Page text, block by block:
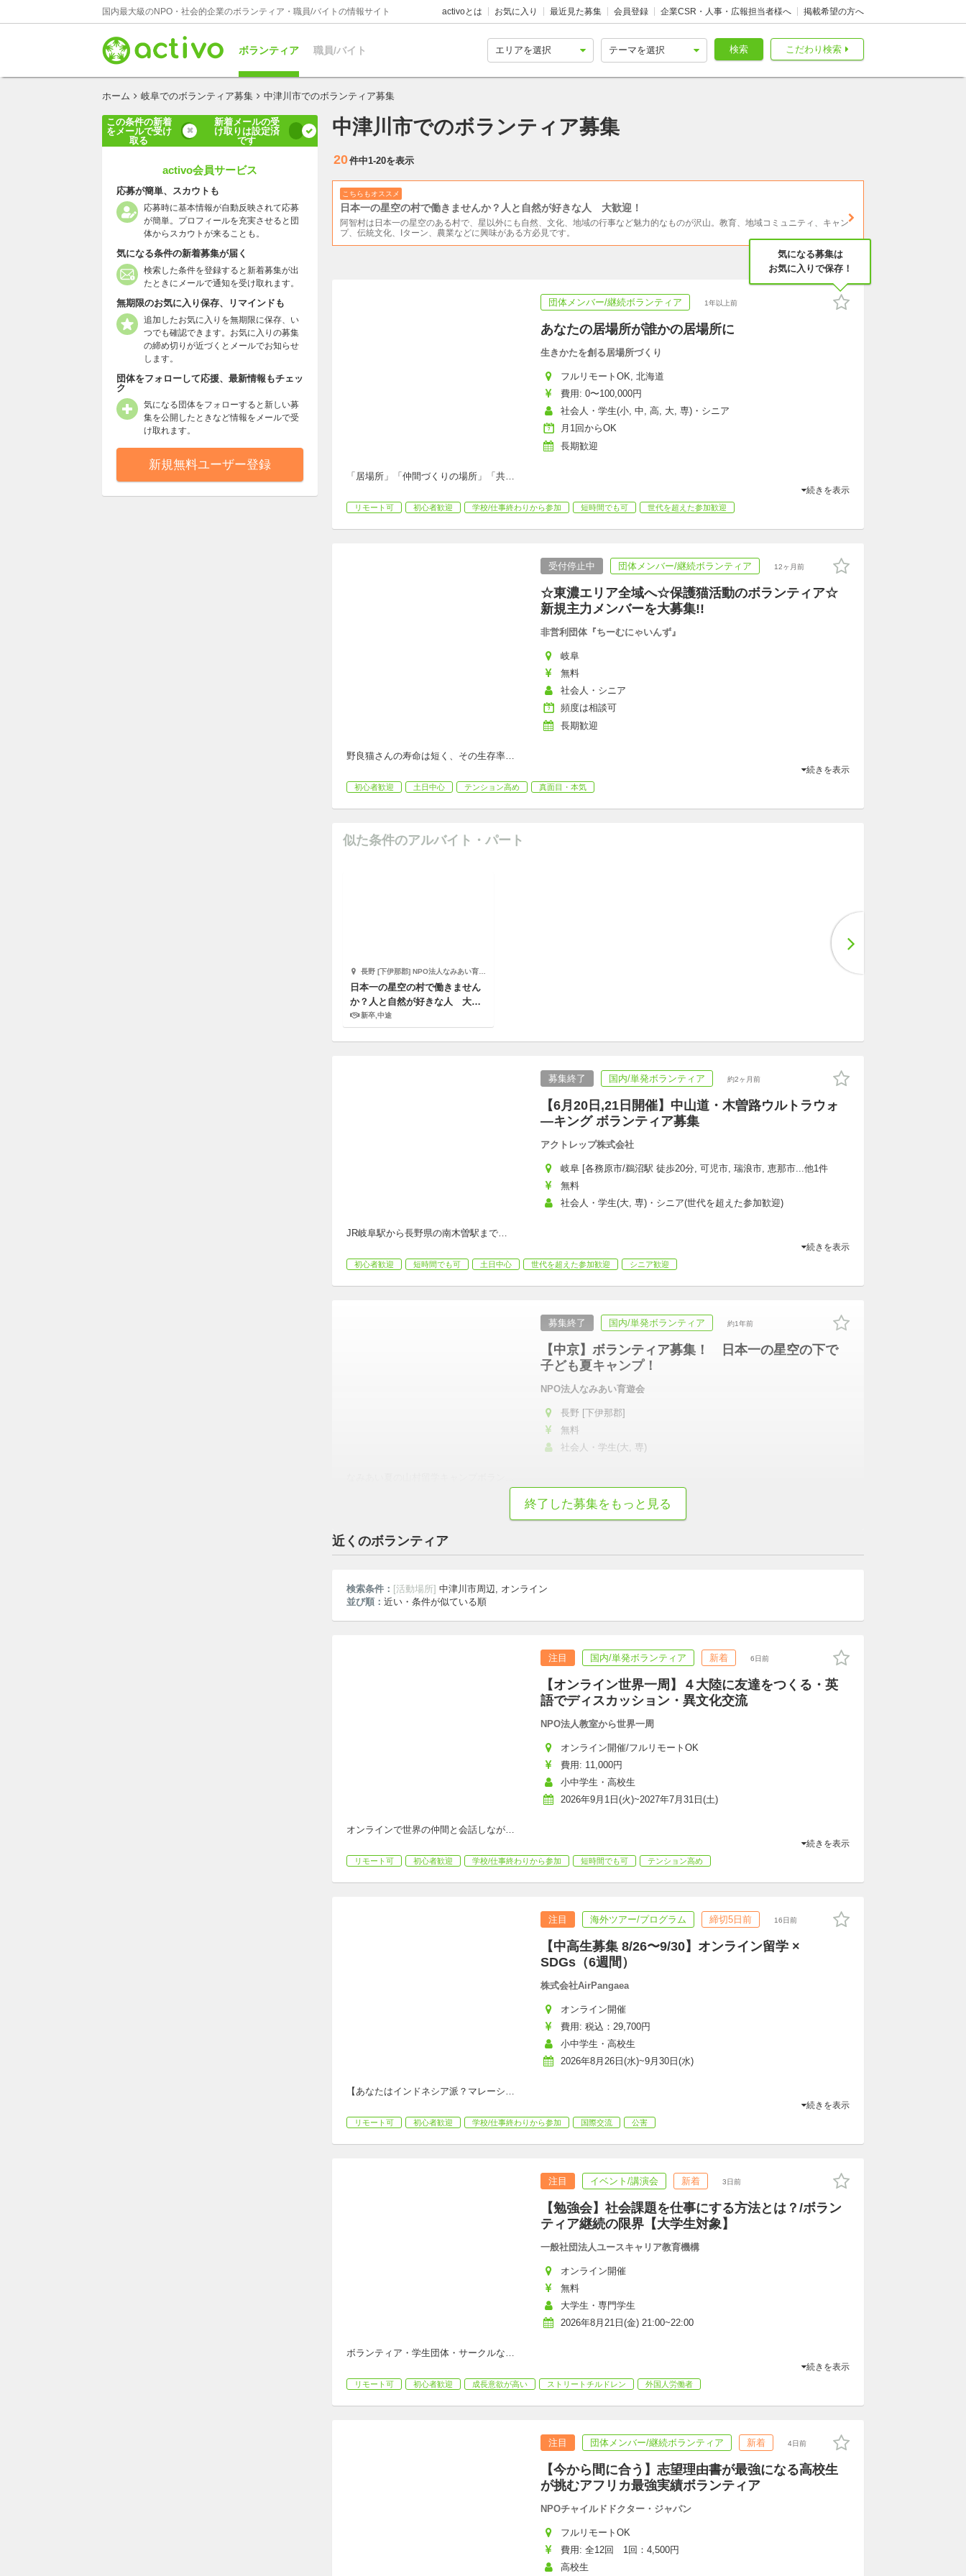
国内最大級のNPO・社会的企業のボランティア・職員/バイトの情報サイト activoとは お気に入り 最近見た募集 会員登録 企業CSR・人事・広報担当者様へ 掲載希望の方へ
ボランティア 職員/バイト こだわり検索
検索
ホーム 岐阜でのボランティア募集 中津川市でのボランティア募集
中津川市でのボランティア募集
20件中1-20を表示
こちらもオススメ
日本一の星空の村で働きませんか？人と自然が好きな人 大歓迎！
阿智村は日本一の星空のある村で、星以外にも自然、文化、地域の行事など魅力的なものが沢山。教育、地域コミュニティ、キャン
プ、伝統文化、Iターン、農業などに興味がある方必見です。
気になる募集は
お気に入りで保存！
団体メンバー/継続ボランティア 1年以上前
あなたの居場所が誰かの居場所に
生きかたを創る居場所づくり
フルリモートOK, 北海道
費用: 0〜100,000円
社会人・学生(小, 中, 高, 大, 専)・シニア
月1回からOK
長期歓迎
「居場所」「仲間づくりの場所」「共…
続きを表示
リモート可 初心者歓迎 学校/仕事終わりから参加 短時間でも可 世代を超えた参加歓迎
受付停止中 団体メンバー/継続ボランティア 12ヶ月前
☆東濃エリア全域へ☆保護猫活動のボランティア☆
新規主力メンバーを大募集!!
非営利団体『ちーむにゃいんず』
岐阜
無料
社会人・シニア
頻度は相談可
長期歓迎
野良猫さんの寿命は短く、その生存率…
続きを表示
初心者歓迎 土日中心 テンション高め 真面目・本気
似た条件のアルバイト・パート
長野 [下伊那郡] NPO法人なみあい育遊会
日本一の星空の村で働きません
か？人と自然が好きな人 大歓
迎！新卒,中途
募集終了 国内/単発ボランティア 約2ヶ月前
【6月20日,21日開催】中山道・木曽路ウルトラウォ
―キング ボランティア募集
アクトレップ株式会社
岐阜 [各務原市/鵜沼駅 徒歩20分, 可児市, 瑞浪市, 恵那市...他1件
無料
社会人・学生(大, 専)・シニア(世代を超えた参加歓迎)
JR岐阜駅から長野県の南木曽駅まで…
続きを表示
初心者歓迎 短時間でも可 土日中心 世代を超えた参加歓迎 シニア歓迎
募集終了 国内/単発ボランティア 約1年前
【中京】ボランティア募集！ 日本一の星空の下で
子ども夏キャンプ！
NPO法人なみあい育遊会
長野 [下伊那郡]
無料
社会人・学生(大, 専)
活動外交流が盛ん 真面目・本気
終了した募集をもっと見る
近くのボランティア
検索条件： [活動場所] 中津川市周辺, オンライン
並び順： 近い・条件が似ている順
注目 国内/単発ボランティア 新着 6日前
【オンライン世界一周】４大陸に友達をつくる・英
語でディスカッション・異文化交流
NPO法人教室から世界一周
オンライン開催/フルリモートOK
費用: 11,000円
小中学生・高校生
2026年9月1日(火)~2027年7月31日(土)
オンラインで世界の仲間と会話しなが…
続きを表示
リモート可 初心者歓迎 学校/仕事終わりから参加 短時間でも可 テンション高め
注目 海外ツアー/プログラム 締切5日前 16日前
【中高生募集 8/26〜9/30】オンライン留学 ×
SDGs（6週間）
株式会社AirPangaea
オンライン開催
費用: 税込：29,700円
小中学生・高校生
2026年8月26日(水)~9月30日(水)
【あなたはインドネシア派？マレーシ…
続きを表示
リモート可 初心者歓迎 学校/仕事終わりから参加 国際交流 公害
注目 イベント/講演会 新着 3日前
【勉強会】社会課題を仕事にする方法とは？/ボラン
ティア継続の限界【大学生対象】
一般社団法人ユースキャリア教育機構
オンライン開催
無料
大学生・専門学生
2026年8月21日(金) 21:00~22:00
ボランティア・学生団体・サークルな…
続きを表示
リモート可 初心者歓迎 成長意欲が高い ストリートチルドレン 外国人労働者
注目 団体メンバー/継続ボランティア 新着 4日前
【今から間に合う】志望理由書が最強になる高校生
が挑むアフリカ最強実績ボランティア
NPOチャイルドドクター・ジャパン
フルリモートOK
費用: 全12回　1回：4,500円
高校生
この条件の新着
をメールで受け
取る
新着メールの受
け取りは設定済
です
activo会員サービス
応募が簡単、スカウトも
応募時に基本情報が自動反映されて応募
が簡単。プロフィールを充実させると団
体からスカウトが来ることも。
気になる条件の新着募集が届く
検索した条件を登録すると新着募集が出
たときにメールで通知を受け取れます。
無期限のお気に入り保存、リマインドも
追加したお気に入りを無期限に保存、い
つでも確認できます。お気に入りの募集
の締め切りが近づくとメールでお知らせ
します。
団体をフォローして応援、最新情報もチェッ
ク
気になる団体をフォローすると新しい募
集を公開したときなど情報をメールで受
け取れます。
新規無料ユーザー登録